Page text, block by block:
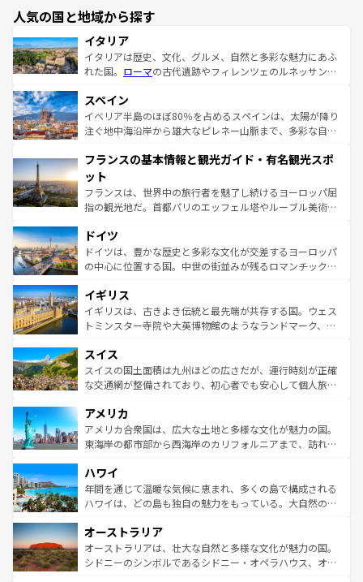
人気の国と地域から探す
イタリア
イタリアは歴史、文化、グルメ、自然と多彩な魅力にあふ
れた国。 ローマの古代遺跡やフィレンツェのルネッサンス
ろん、トスカーナの美しい田園風景やアマルフィ海岸の絶
景など、自然景観も見逃せない。観光の合間には、本場の
ピザやパスタなど、絶品のイタリア料理を堪能することも
ませてくれるイタリアで、忘れられない旅をしてみよう！
なお、新着のイタリア情報は
しい。
スペイン
イベリア半島のほぼ80％を占めるスペインは、太陽が降り
注ぐ地中海沿岸から雄大なピレネー山脈まで、多彩な自然
文化が根付くこの国では、情熱的なフラメンコ、熱気あふ
れる闘牛、そして美味しいタパスが生活の一部となってい
る。首都マドリードの洗練された雰囲気や、バルセロナの
アートに溢れた街角から、地方では古代ローマ遺跡や中世
せる。地方によって風土や気候が異なるスペインはその個
性で訪れる人を魅了する。 なお、新着のスペイン情報は コ
ンテンツ一覧を参照してほしい。
フランスの基本情報と観光ガイド・有名観光スポ
ット
フランスは、世界中の旅行者を魅了し続けるヨーロッパ屈
指の観光地だ。首都パリのエッフェル塔やルーブル美術館
で、幅広い魅力が詰まっている。華麗な宮殿、歴史的な大
聖堂、美しいビーチ、そして豊かな自然が、訪れる者を心
から魅了する。また、フランスは美食の国としても知ら
いる。シャンパンの発祥地であるランス、プロヴァンスの
香り高いラベンダー畑など、多彩な楽しみ方が可能だ。さ
らに、パリ以外の地域にも魅力が溢れており、どの街角に
れる地方に足を運ぶとそれぞれで全く異なる文化を体験で
きるだろう。 なお、新着のフランス情報はコンテンツ一覧
を参照してほしい。
ドイツ
ドイツは、豊かな歴史と多彩な文化が交差するヨーロッパ
の中心に位置する国。中世の街並みが残るロマンチック街
顔を持つこの国は、どこを歩いても飽きることがない。ベ
ルリンの文化的活気、バイエルン州のアルプスの絶景、そ
してライン川沿いのワイン畑といった風景は必見。ビール
は、お酒好きな人にはぜひ体験してほしい。 なお、新着の
ドイツ情報はコンテンツ一覧を参照してほしい。
イギリス
イギリスは、古きよき伝統と最先端が共存する国。ウェス
トミンスター寺院や大英博物館のようなランドマーク、歴
リアごとに異なる魅力がある。また、優雅なアフタヌーン
ティー、ビール好きにはたまらない英国パブ、サッカー観
戦など、本場だからこそできる体験も豊富。イギリスを旅
ンツ一覧を参照してほしい。
スイス
スイスの国土面積は九州ほどの広さだが、運行時刻が正確
な交通網が整備されており、初心者でも安心して個人旅行
の建物がそのまま残る町や、スイスならではのユニークな
博物館もあり、アルプス観光だけでなく町歩きも満喫する
ことができる。国民の所得が高いため物価も高いが、旅行
ば市内交通費無料で観光を楽しむこともできる。 なお、新
着のスイス情報はコンテンツ一覧 を参照してほしい。
アメリカ
アメリカ合衆国は、広大な土地と多様な文化が魅力の国。
東海岸の都市部から西海岸のカリフォルニアまで、訪れる
のような巨大都市は、観光、ショッピング、エンターテイ
ンメントが詰まった刺激的なスポットだ。一方、アメリカ
西部には大自然が広がり、グランドキャニオンやイエロー
部のニューオーリンズでは、音楽と美食が融合した独特の
文化が魅力。旅行者はアメリカの各地域で異なる魅力を楽
しみながら、その多様性と豊かな歴史を感じることができ
ハワイ
年間を通じて温暖な気候に恵まれ、多くの島で構成される
ハワイは、どの島も独自の魅力をもっている。大自然の神
ワイ島は見逃せない。また、定番の観光地といえばオアフ
島だが、静かな自然を求めるならマウイ島やカウアイ島が
おすすめ。エメラルドグリーンに輝く海をはじめ、豊かな
オーストラリア
オーストラリアは、壮大な自然と多様な文化が魅力の国。
シドニーのシンボルであるシドニー・オペラハウス、オー